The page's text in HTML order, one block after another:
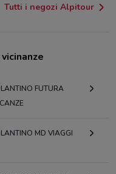
Tutti i negozi Alpitour
FUTURA
MD VIAGGI